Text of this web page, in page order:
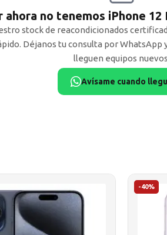
ahora no tenemos iPhone
stock de reacondicionados
Déjanos tu consulta por WhatsApp
lleguen equipos
Avísame cuando
-40%